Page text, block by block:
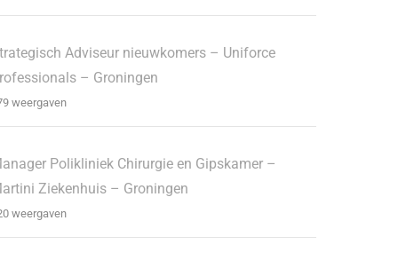
Adviseur nieuwkomers – Uniforce
– Groningen
weergaven
Polikliniek Chirurgie en Gipskamer –
Ziekenhuis – Groningen
weergaven